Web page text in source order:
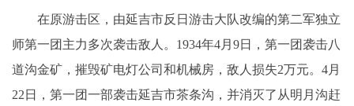
在原游击区，由延吉市反日游击大队改编的第二军独立
师第一团主力多次袭击敌人。1934年4月9日，第一团袭击八
道沟金矿，摧毁矿电灯公司和机械房，敌人损失2万元。4月
22日，第一团一部袭击延吉市茶条沟，并消灭了从明月沟赶